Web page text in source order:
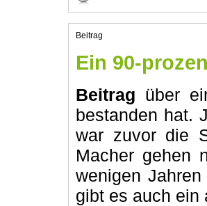
Beitrag
Ein 90-
Beitrag über
bestanden hat.
war zuvor die
Macher gehen
wenigen
gibt es auch ein